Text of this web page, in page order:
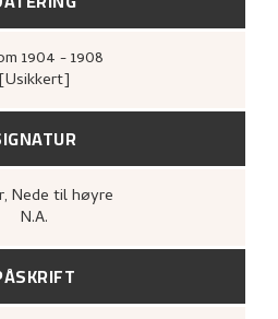
1904 - 1908
[Usikkert]
, Nede til høyre
N.A.